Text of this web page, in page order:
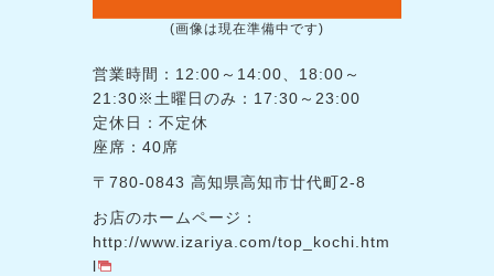
(画像は現在準備中です)
営業時間：12:00～14:00、18:00～
21:30※土曜日のみ：17:30～23:00
定休日：不定休
座席：40席
〒780-0843 高知県高知市廿代町2-8
お店のホームページ：
http://www.izariya.com/top_kochi.htm
l